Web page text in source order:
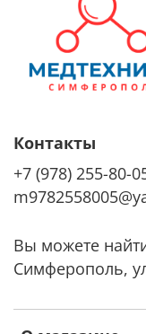
Контакты
+7 (978) 255-80-
Вы можете
Симферополь,